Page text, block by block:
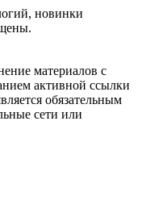
новинки
материалов с
активной ссылки
обязательным
сети или